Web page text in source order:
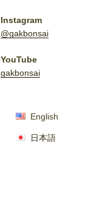
Instagram
@gakbonsai
YouTube
gakbonsai
English
日本語